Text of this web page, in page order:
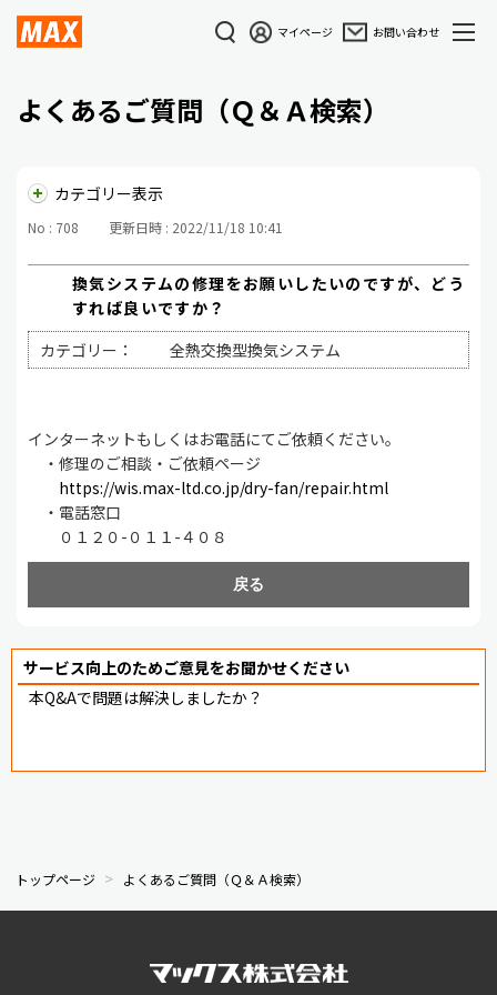
マイページ お問い合わせ
よくあるご質問（Ｑ＆Ａ検索）
カテゴリー表示
No : 708 更新日時 : 2022/11/18 10:41
換気システムの修理をお願いしたいのですが、どう
すれば良いですか？
カテゴリー：
全熱交換型換気システム
インターネットもしくはお電話にてご依頼ください。
・修理のご相談・ご依頼ページ
https://wis.max-ltd.co.jp/dry-fan/repair.html
・電話窓口
０１２０-０１１-４０８
戻る
サービス向上のためご意見をお聞かせください
本Q&Aで問題は解決しましたか？
トップページ よくあるご質問（Ｑ＆Ａ検索）